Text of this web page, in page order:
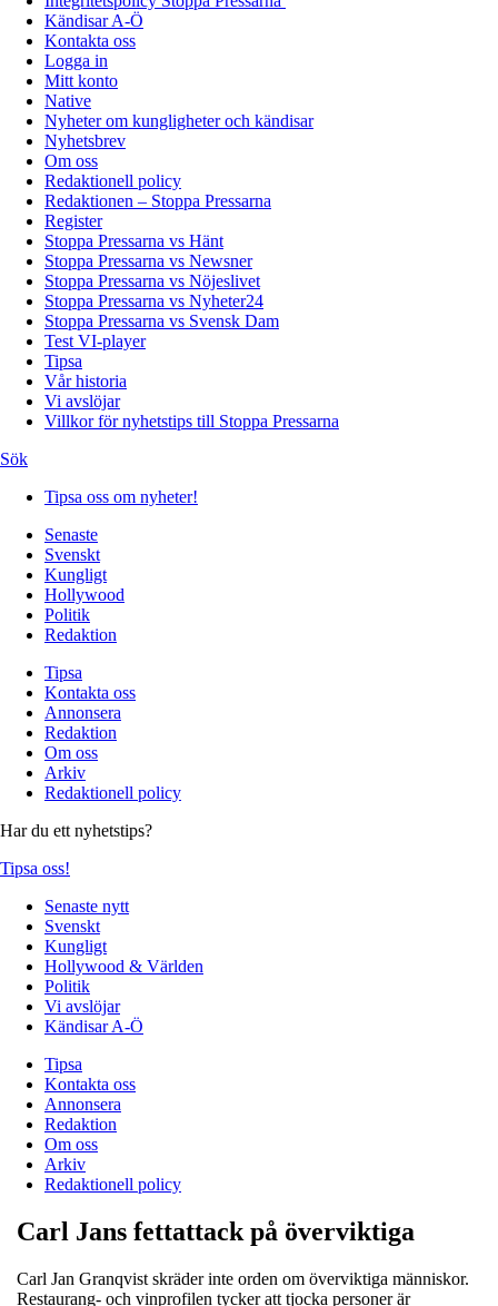
Kändisar A-Ö
Kontakta oss
Logga in
Mitt konto
Native
Nyheter om kungligheter och kändisar
Nyhetsbrev
Om oss
Redaktionell policy
Redaktionen – Stoppa Pressarna
Register
Stoppa Pressarna vs Hänt
Stoppa Pressarna vs Newsner
Stoppa Pressarna vs Nöjeslivet
Stoppa Pressarna vs Nyheter24
Stoppa Pressarna vs Svensk Dam
Test VI-player
Tipsa
Vår historia
Vi avslöjar
Villkor för nyhetstips till Stoppa Pressarna
Sök
Tipsa oss om nyheter!
Senaste
Svenskt
Kungligt
Hollywood
Politik
Redaktion
Tipsa
Kontakta oss
Annonsera
Redaktion
Om oss
Arkiv
Redaktionell policy
Har du ett nyhetstips?
Tipsa oss!
Senaste nytt
Svenskt
Kungligt
Hollywood & Världen
Politik
Vi avslöjar
Kändisar A-Ö
Tipsa
Kontakta oss
Annonsera
Redaktion
Om oss
Arkiv
Redaktionell policy
Carl Jans fettattack på överviktiga
Carl Jan Granqvist skräder inte orden om överviktiga människor.
Restaurang- och vinprofilen tycker att tjocka personer är